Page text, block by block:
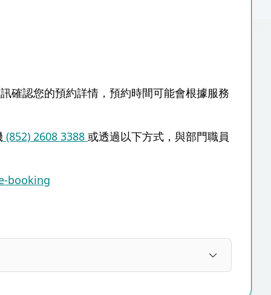
確認您的預約詳情，預約時間可能會根據服務
(852) 2608 3388 或透過以下方式，與部門職員
booking